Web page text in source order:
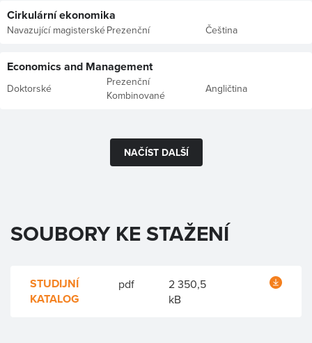
Cirkulární ekonomika
Navazující magisterskéPrezenční Čeština
Economics and Management
Doktorské
Prezenční
Kombinované
Angličtina
NAČÍST DALŠÍ
SOUBORY KE STAŽENÍ
STUDIJNÍ
KATALOG
pdf
2 350,5
kB